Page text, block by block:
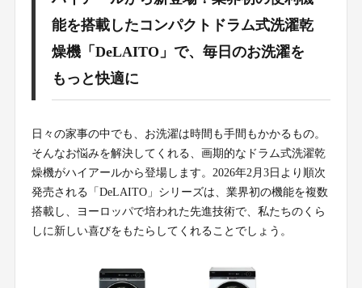
能を搭載したコンパクトドラム式洗濯乾
燥機「DeLAITO」で、毎日のお洗濯を
もっと快適に
日々の家事の中でも、お洗濯は時間も手間もかかるもの。
そんなお悩みを解決してくれる、画期的なドラム式洗濯乾
燥機がハイアールから登場します。2026年2月3日より順次
発売される「DeLAITO」シリーズは、業界初の機能を複数
搭載し、ヨーロッパで培われた先進技術で、私たちのくら
しに新しい喜びをもたらしてくれることでしょう。